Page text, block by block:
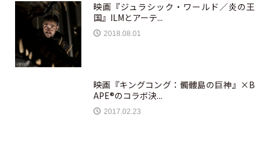
映画『ジュラシック・ワールド／炎の王
国』ILMとアーテ...
2018.08.01
映画『キングコング：髑髏島の巨神』×B
APE®のコラボ決...
2017.02.23